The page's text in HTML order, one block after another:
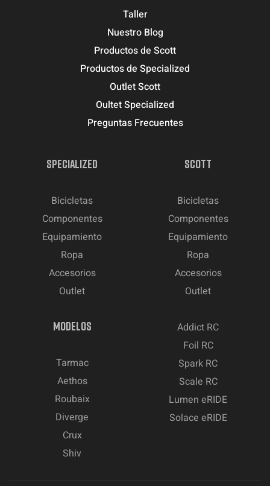
Taller
Nuestro Blog
Productos de Scott
Productos de Specialized
Outlet Scott
Oultet Specialized
Preguntas Frecuentes
SPECIALIZED
Bicicletas
Componentes
Equipamiento
Ropa
Accesorios
Outlet
SCOTT
Bicicletas
Componentes
Equipamiento
Ropa
Accesorios
Outlet
MODELOS
Tarmac
Aethos
Roubaix
Diverge
Crux
Shiv
Addict RC
Foil RC
Spark RC
Scale RC
Lumen eRIDE
Solace eRIDE